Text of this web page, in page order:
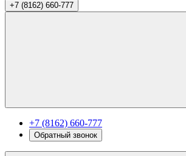
+7 (8162) 660-777
+7 (8162) 660-777
Обратный звонок